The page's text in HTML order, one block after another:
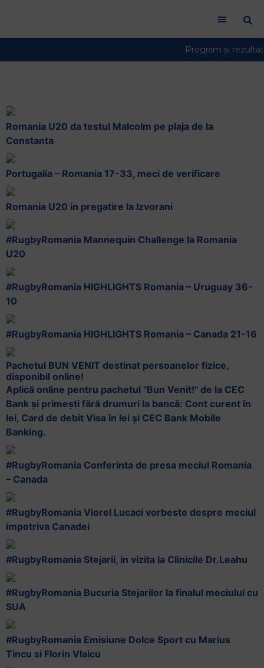
All
One
reader.
To
start
All
in
One
Accessibility
screen
reader,
press
/".
This
shortcut
activates
the
screen
reader
to
help
you
navigate
and
interact
with
content.
Romania U20 da testul Malcolm pe plaja de la
Constanta
Portugalia – Romania 17-33, meci de verificare
Romania U20 in pregatire la Izvorani
#RugbyRomania Mannequin Challenge la Romania
U20
#RugbyRomania HIGHLIGHTS Romania – Uruguay 36-
10
#RugbyRomania HIGHLIGHTS Romania – Canada 21-16
Pachetul BUN VENIT destinat persoanelor fizice,
disponibil online!
Aplică online pentru pachetul "Bun Venit!" de la CEC
Bank și primești fără drumuri la bancă: Cont curent în
lei, Card de debit Visa în lei și CEC Bank Mobile
Banking.​
#RugbyRomania Conferinta de presa meciul Romania
– Canada
#RugbyRomania Viorel Lucaci vorbeste despre meciul
impotriva Canadei
#RugbyRomania Stejarii, in vizita la Clinicile Dr.Leahu
#RugbyRomania Bucuria Stejarilor la finalul meciului cu
SUA
#RugbyRomania Emisiune Dolce Sport cu Marius
Tincu si Florin Vlaicu